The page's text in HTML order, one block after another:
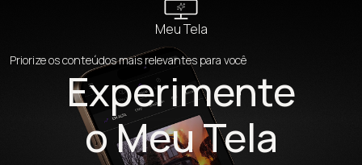
Meu Tela
Priorize os conteúdos mais relevantes para você
Experimente
o Meu Tela